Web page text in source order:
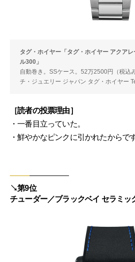
タグ・ホイヤー「タグ・ホイヤー アクア
ル300」
自動巻き。SSケース。52万2500円（税込
チ・ジュエリー ジャパン タグ・ホイヤー
［読者の投票理由］
・一番目立っていた。
・鮮やかなピンクに引かれたからで
↘︎第9位
チューダー／ブラックベイ セラミッ